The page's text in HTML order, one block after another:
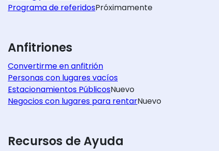
Programa de referidosPróximamente
Anfitriones
Convertirme en anfitrión
Personas con lugares vacíos
Estacionamientos PúblicosNuevo
Negocios con lugares para rentarNuevo
Recursos de Ayuda